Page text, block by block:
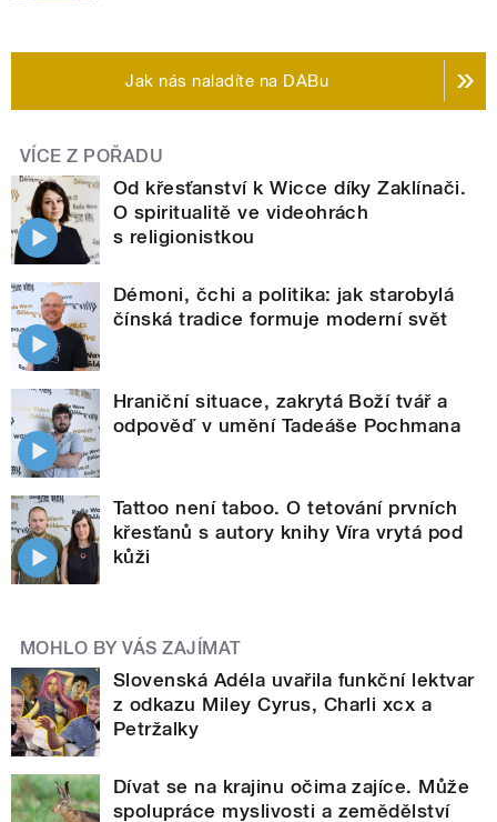
Jak nás naladíte na DABu
VÍCE Z POŘADU
Od křesťanství k Wicce díky Zaklínači.
O spiritualitě ve videohrách
s religionistkou
Démoni, čchi a politika: jak starobylá
čínská tradice formuje moderní svět
Hraniční situace, zakrytá Boží tvář a
odpověď v umění Tadeáše Pochmana
Tattoo není taboo. O tetování prvních
křesťanů s autory knihy Víra vrytá pod
kůži
MOHLO BY VÁS ZAJÍMAT
Slovenská Adéla uvařila funkční lektvar
z odkazu Miley Cyrus, Charli xcx a
Petržalky
Dívat se na krajinu očima zajíce. Může
spolupráce myslivosti a zemědělství